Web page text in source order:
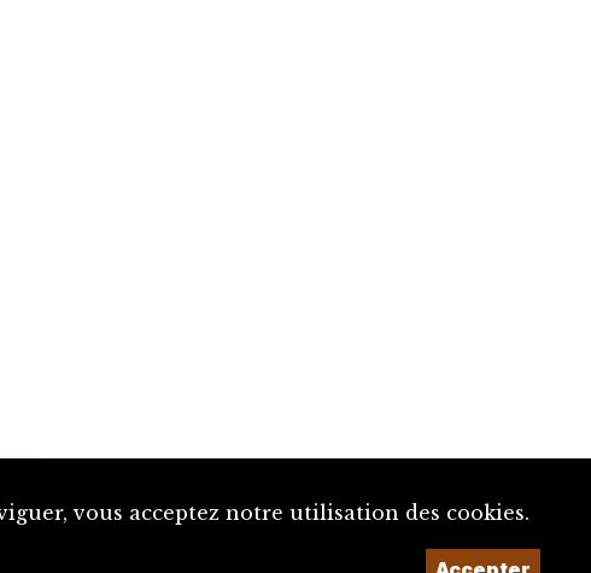
vous acceptez notre utilisation des cookies.